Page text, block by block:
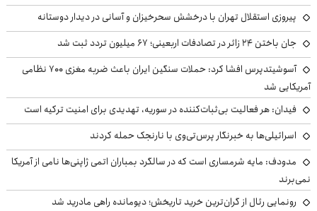
پیروزی استقلال تهران با درخشش سحرخیزان و آسانی در دیدار دوستانه
جان باختن ۲۴ زائر در تصادفات اربعینی؛ ۶۷ میلیون تردد ثبت شد
آسوشیتدپرس افشا کرد: حملات سنگین ایران باعث ضربه مغزی ۷۰۰ نظامی
آمریکایی شد
فیدان: هر فعالیت بی‌ثبات‌کننده در سوریه، تهدیدی برای امنیت ترکیه است
اسرائیلی‌ها به خبرنگار پرس‌تی‌وی با نارنجک حمله کردند
مدودف: مایه شرمساری است که در سالگرد بمباران اتمی ژاپنی‌ها نامی از آمریکا
نمی‌برند
رونمایی رئال از گران‌ترین خرید تاریخش؛ دیومانده راهی مادرید شد